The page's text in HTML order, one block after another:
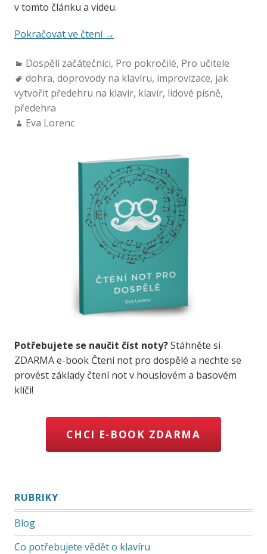
v tomto článku a videu.
Pokračovat ve čtení →
Dospělí začátečníci, Pro pokročilé, Pro učitele
dohra, doprovody na klavíru, improvizace, jak
vytvořit předehru na klavír, klavír, lidové písně,
předehra
Eva Lorenc
Potřebujete se naučit číst noty?Stáhněte si
ZDARMA e-book Čtení not pro dospělé a nechte se
provést základy čtení not v houslovém a basovém
klíči!
CHCI E-BOOK ZDARMA
RUBRIKY
Blog
Co potřebujete vědět o klavíru